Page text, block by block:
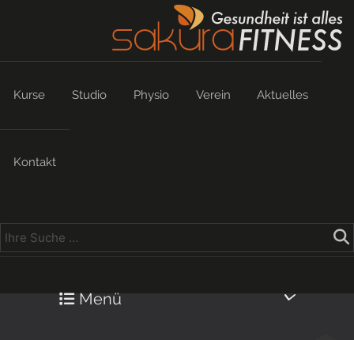
Kurse Studio Physio Verein Aktuelles
Kontakt
Menü